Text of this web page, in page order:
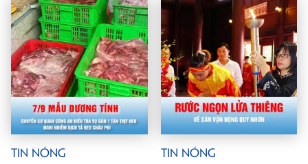
Tin Nóng Tin Nóng